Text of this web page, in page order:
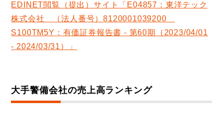
EDINET閲覧（提出）サイト「E04857：東洋テック
株式会社 （法人番号）8120001039200
S100TM5Y：有価証券報告書 ‐ 第60期（2023/04/01
‐ 2024/03/31）」
大手警備会社の売上高ランキング